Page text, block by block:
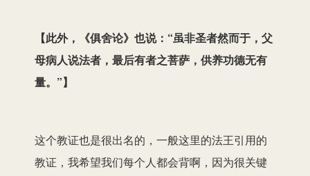
【此外，《俱舍论》也说：“虽非圣者然而于，父
母病人说法者，最后有者之菩萨，供养功德无有
量。”】
这个教证也是很出名的，一般这里的法王引用的
教证，我希望我们每个人都会背啊，因为很关键